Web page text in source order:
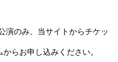
演のみ、当サイトからチケッ
らお申し込みください。